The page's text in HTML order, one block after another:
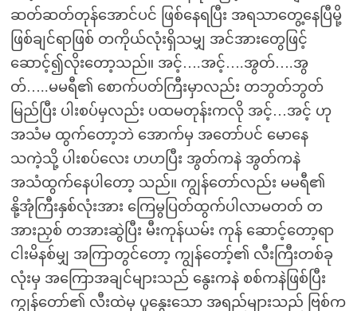
ဆတ်ဆတ်တုန်အောင်ပင် ဖြစ်နေရပြီး အရသာတွေ့နေပြီမို့
ဖြစ်ချင်ရာဖြစ် တကိုယ်လုံးရှိသမျှ အင်အားတွေဖြင့်
ဆောင့်၍လိုးတော့သည်။ အင့်….အင့်….အွတ်….အွ
တ်…..မမရီ၏ စောက်ပတ်ကြီးမှာလည်း တဘွတ်ဘွတ်
မြည်ပြီး ပါးစပ်မှလည်း ပထမတုန်းကလို အင့်…အင့် ဟု
အသံမ ထွက်တော့ဘဲ အောက်မှ အတော်ပင် မောနေ
သကဲ့သို့ ပါးစပ်လေး ဟဟပြီး အွတ်ကနဲ အွတ်ကနဲ
အသံထွက်နေပါတော့ သည်။ ကျွန်တော်လည်း မမရီ၏
နို့အုံကြီးနှစ်လုံးအား ကြေမွပြတ်ထွက်ပါလာမတတ် တ
အားညှစ် တအားဆွဲပြီး မီးကုန်ယမ်း ကုန် ဆောင့်တော့ရာ
ငါးမိနစ်မျှ အကြာတွင်တော့ ကျွန်တော့်၏ လီးကြီးတစ်ခု
လုံးမှ အကြောအချင်များသည် နွေးကနဲ စစ်ကနဲဖြစ်ပြီး
ကျွန်တော်၏ လီးထဲမှ ပူနွေးသော အရည်များသည် ဗြစ်က